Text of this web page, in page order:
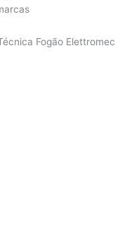
Fogão Elettromec